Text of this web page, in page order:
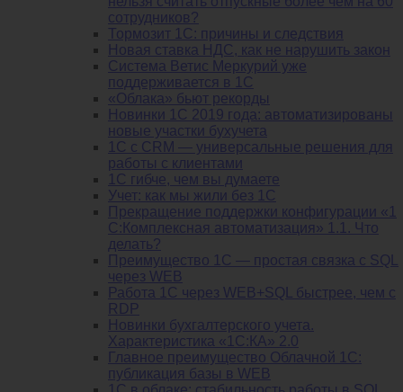
сотрудников?
Тормозит 1C: причины и следствия
Новая ставка НДС, как не нарушить закон
Система Ветис Меркурий уже
поддерживается в 1С
«Облака» бьют рекорды
Новинки 1С 2019 года: автоматизированы
новые участки бухучета
1С с CRM — универсальные решения для
работы с клиентами
1С гибче, чем вы думаете
Учет: как мы жили без 1С
Прекращение поддержки конфигурации «1
С:Комплексная автоматизация» 1.1. Что
делать?
Преимущество 1С — простая связка с SQL
через WEB
Работа 1С через WEB+SQL быстрее, чем с
RDP
Новинки бухгалтерского учета.
Характеристика «1С:КА» 2.0
Главное преимущество Облачной 1С:
публикация базы в WEB